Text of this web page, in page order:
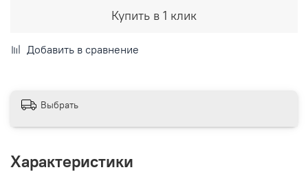
Купить в 1 клик
Добавить в сравнение
Выбрать
Характеристики